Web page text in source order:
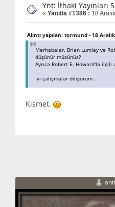
Ynt: İthaki Yayınları
« Yanıtla #1386 : 18
Alıntı yapılan: tormund - 18
Merhabalar. Brian Lumley ve
düşünür müsünüz?
Ayrıca Robert E. Howard'la
İyi çalışmalar diliyorum.
Kısmet.